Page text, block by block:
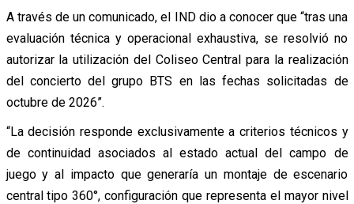
A través de un comunicado, el IND dio a conocer que “tras una
evaluación técnica y operacional exhaustiva, se resolvió no
autorizar la utilización del Coliseo Central para la realización
del concierto del grupo BTS en las fechas solicitadas de
octubre de 2026”.
“La decisión responde exclusivamente a criterios técnicos y
de continuidad asociados al estado actual del campo de
juego y al impacto que generaría un montaje de escenario
central tipo 360°, configuración que representa el mayor nivel